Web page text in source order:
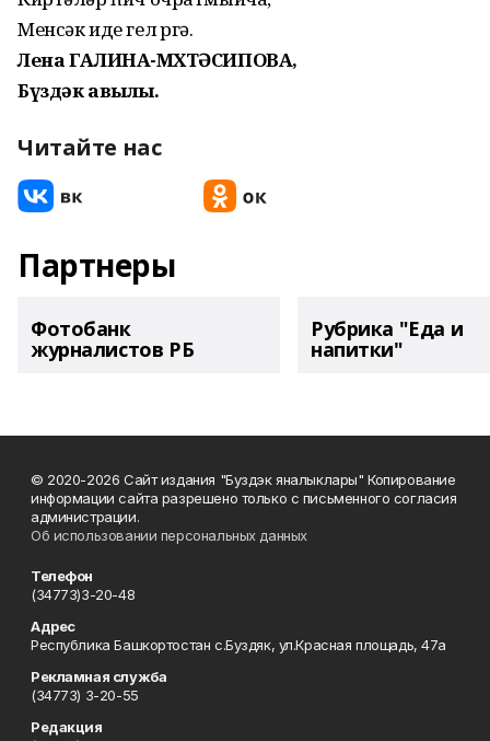
Менсәк иде гел үргә.
Лена ГАЛИНА-МӨХТӘСИПОВА,
Бүздәк авылы.
Читайте нас
Партнеры
Фотобанк
журналистов РБ
Рубрика "Еда и
напитки"
© 2020-2026 Сайт издания "Буздэк яналыклары" Копирование
информации сайта разрешено только с письменного согласия
администрации.
Об использовании персональных данных
Телефон
(34773)3-20-48
Адрес
Республика Башкортостан с.Буздяк, ул.Красная площадь, 47а
Рекламная служба
(34773) 3-20-55
Редакция